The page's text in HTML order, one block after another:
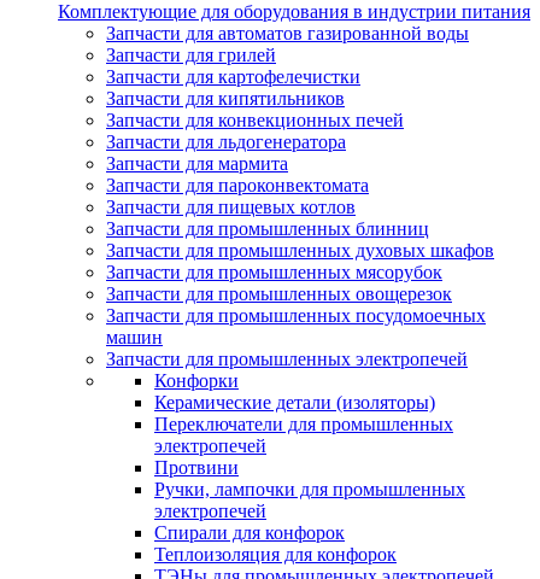
Комплектующие для оборудования в индустрии питания
Запчасти для автоматов газированной воды
Запчасти для грилей
Запчасти для картофелечистки
Запчасти для кипятильников
Запчасти для конвекционных печей
Запчасти для льдогенератора
Запчасти для мармита
Запчасти для пароконвектомата
Запчасти для пищевых котлов
Запчасти для промышленных блинниц
Запчасти для промышленных духовых шкафов
Запчасти для промышленных мясорубок
Запчасти для промышленных овощерезок
Запчасти для промышленных посудомоечных
машин
Запчасти для промышленных электропечей
Конфорки
Керамические детали (изоляторы)
Переключатели для промышленных
электропечей
Протвини
Ручки, лампочки для промышленных
электропечей
Спирали для конфорок
Теплоизоляция для конфорок